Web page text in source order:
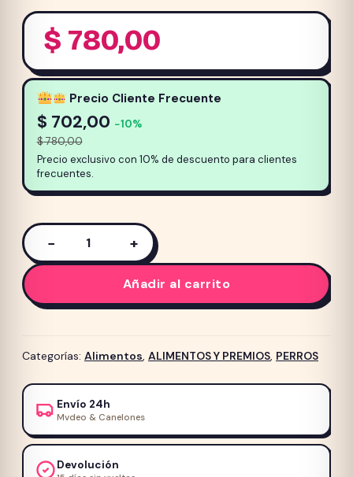
$ 780,00
Precio Cliente Frecuente
$ 702,00 −10%
$780,00
Precio exclusivo con 10% de descuento para clientes
frecuentes.
Alimento
para
perro
Old
Equilibrium
Razas
Grandes
3kg
cantidad
− +
Añadir al carrito
Categorías: Alimentos ALIMENTOS Y PREMIOS PERROS
Envío 24h
Mvdeo & Canelones
Devolución